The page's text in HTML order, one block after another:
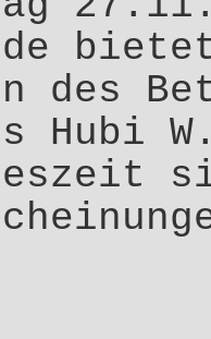
des
Hubi